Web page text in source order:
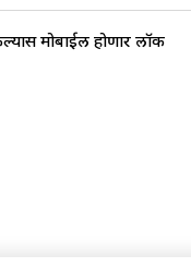
मोबाईल होणार लॉक